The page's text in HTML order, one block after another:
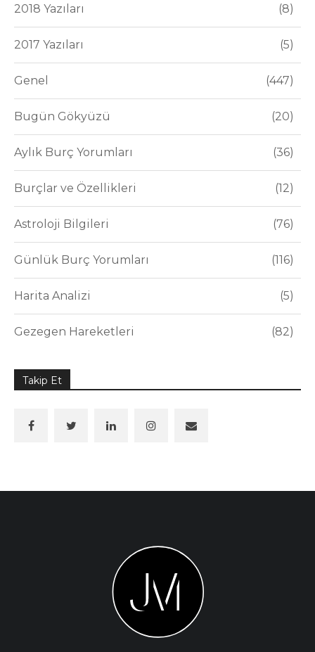
2018 Yazıları 8
2017 Yazıları 5
Genel 447
Bugün Gökyüzü 20
Aylık Burç Yorumları 36
Burçlar ve Özellikleri 12
Astroloji Bilgileri 76
Günlük Burç Yorumları 116
Harita Analizi 5
Gezegen Hareketleri 82
Takip Et